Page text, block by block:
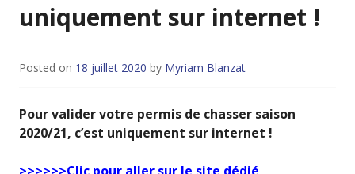
uniquement sur internet !
Posted on 18 juillet 2020 by Myriam Blanzat
Pour valider votre permis de chasser saison
2020/21, c’est uniquement sur internet !